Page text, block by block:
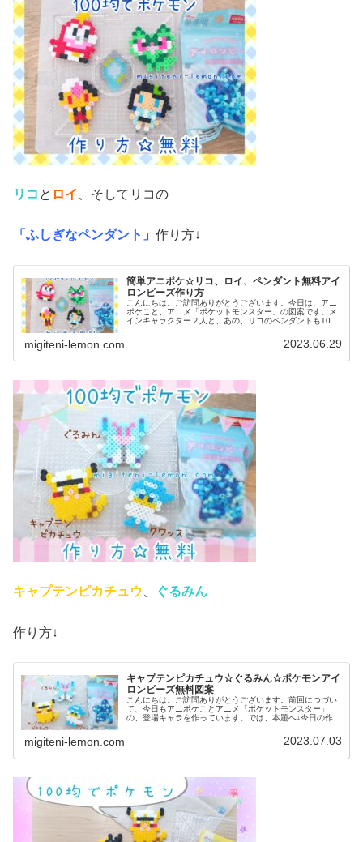
リコ と ロイ 、そしてリコの
「ふしぎなペンダント」 作り方↓
簡単アニポケ☆リコ、ロイ、ペンダント無料アイ
ロンビーズ作り方
こんにちは。ご訪問ありがとうございます。今日は、アニ
ポケこと、アニメ「ポケットモンスター」の図案です。メ
インキャラクター２人と、あの、リコのペンダントも100
migiteni-lemon.com 2023.06.29
キャプテンピカチュウ ぐるみん
作り方↓
キャプテンピカチュウ☆ぐるみん☆ポケモンアイ
ロンビーズ無料図案
こんにちは。ご訪問ありがとうございます。前回につづい
て、今日もアニポケことアニメ「ポケットモンスター」
の、登場キャラを作っています。では、本題へ↓今日の作品
migiteni-lemon.com 2023.07.03